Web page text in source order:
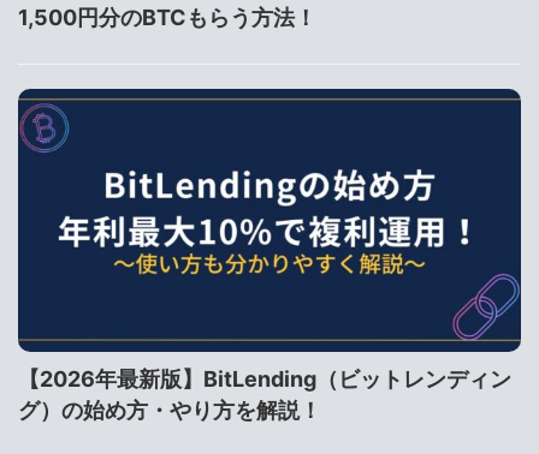
1,500円分のBTCもらう方法！
【2026年最新版】BitLending（ビットレンディン
グ）の始め方・やり方を解説！